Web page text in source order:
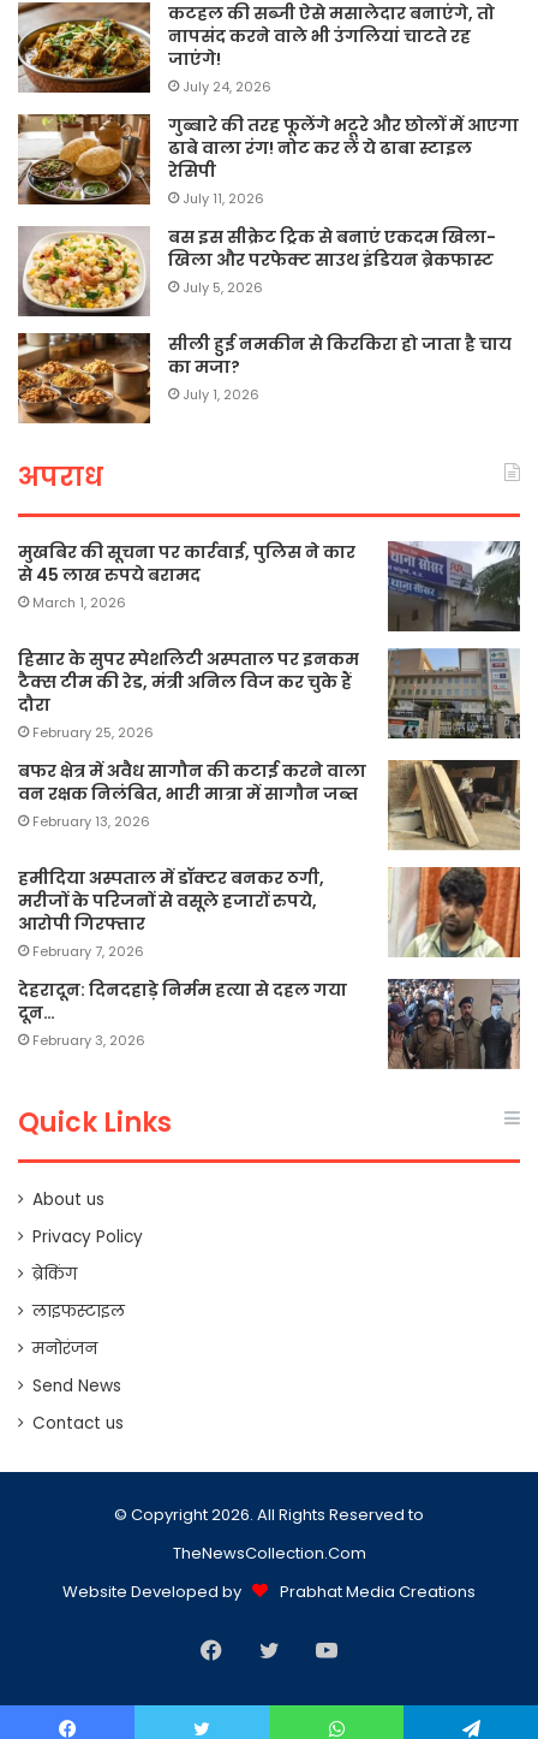
कटहल की सब्जी ऐसे मसालेदार बनाएंगे, तो
नापसंद करने वाले भी उंगलियां चाटते रह
जाएंगे!
July 24, 2026
गुब्बारे की तरह फूलेंगे भटूरे और छोलों में आएगा
ढाबे वाला रंग! नोट कर लें ये ढाबा स्टाइल
रेसिपी
July 11, 2026
बस इस सीक्रेट ट्रिक से बनाएं एकदम खिला-
खिला और परफेक्ट साउथ इंडियन ब्रेकफास्ट
July 5, 2026
सीली हुई नमकीन से किरकिरा हो जाता है चाय
का मजा?
July 1, 2026
अपराध
मुखबिर की सूचना पर कार्रवाई, पुलिस ने कार
से 45 लाख रुपये बरामद
March 1, 2026
हिसार के सुपर स्पेशलिटी अस्पताल पर इनकम
टैक्स टीम की रेड, मंत्री अनिल विज कर चुके हैं
दौरा
February 25, 2026
बफर क्षेत्र में अवैध सागौन की कटाई करने वाला
वन रक्षक निलंबित, भारी मात्रा में सागौन जब्त
February 13, 2026
हमीदिया अस्पताल में डॉक्टर बनकर ठगी,
मरीजों के परिजनों से वसूले हजारों रुपये,
आरोपी गिरफ्तार
February 7, 2026
देहरादून: दिनदहाड़े निर्मम हत्या से दहल गया
दून…
February 3, 2026
Quick Links
About us
Privacy Policy
ब्रेकिंग
लाइफस्टाइल
मनोरंजन
Send News
Contact us
© Copyright 2026. All Rights Reserved to
TheNewsCollection.Com
Website Developed by
Prabhat Media Creations
Facebook
TwitterYouTube